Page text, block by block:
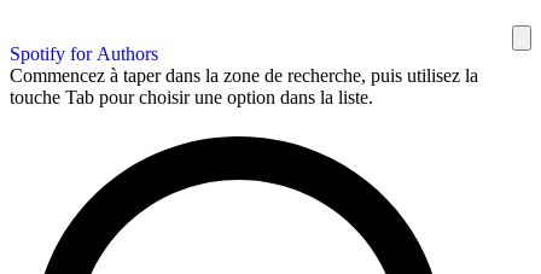
Spotify for Authors
Commencez à taper dans la zone de recherche, puis utilisez la
touche Tab pour choisir une option dans la liste.